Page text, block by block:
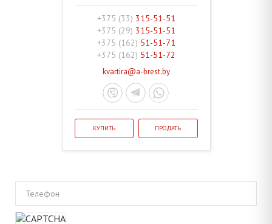
+375 (33) 315-51-51
+375 (29) 315-51-51
+375 (162) 51-51-71
+375 (162) 51-51-72
kvartira@a-brest.by
КУПИТЬ ПРОДАТЬ
Телефон